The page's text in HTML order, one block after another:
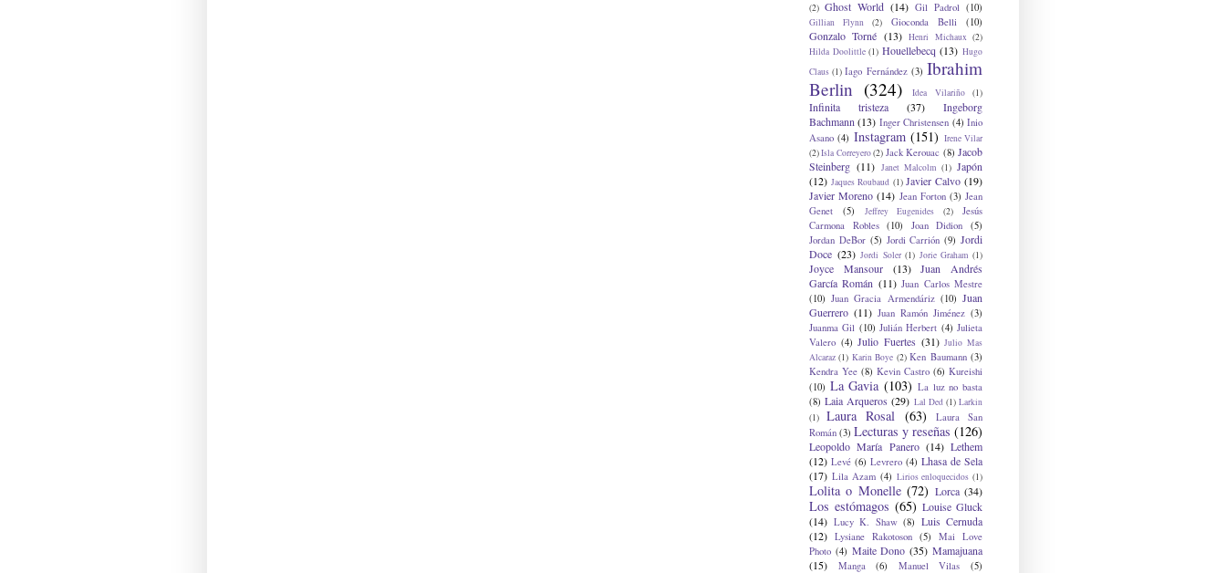
(2) Ghost World (14) Gil Padrol (10)
Gillian Flynn (2) Gioconda Belli (10)
Gonzalo Torné (13) Henri Michaux (2)
Hilda Doolittle (1) Houellebecq (13) Hugo
Claus (1) Iago Fernández (3) Ibrahim
Berlin (324) Idea Vilariño (1)
Infinita tristeza (37)
Ingeborg
Bachmann (13) Inger Christensen (4) Inio
Asano (4) Instagram (151) Irene Vilar
(2)Isla Correyero(2) Jack Kerouac (8) Jacob
Steinberg (11) Janet Malcolm (1) Japón
(12) Jaques Roubaud (1) Javier Calvo (19)
Javier Moreno (14) Jean Forton (3) Jean
Genet
(5) Jeffrey Eugenides (2)
Jesús
Carmona Robles
(10) Joan Didion
(5)
Jordan DeBor (5) Jordi Carrión (9) Jordi
Doce (23) Jordi Soler (1) Jorie Graham (1)
Joyce Mansour (13)
Juan Andrés
García Román (11) Juan Carlos Mestre
(10) Juan Gracia Armendáriz (10) Juan
Guerrero (11) Juan Ramón Jiménez (3)
Juanma Gil (10) Julián Herbert (4) Julieta
Valero (4) Julio Fuertes (31) Julio Mas
Alcaraz (1) Karin Boye (2) Ken Baumann (3)
Kendra Yee (8) Kevin Castro (6) Kureishi
(10) La Gavia (103) La luz no basta
(8) Laia Arqueros (29) Lal Ded (1) Larkin
(1)
Laura Rosal (63)
Laura San
Román (3) Lecturas y reseñas (126)
Leopoldo María Panero (14) Lethem
(12) Levé (6) Levrero (4) Lhasa de Sela
(17) Lila Azam (4) Lirios enloquecidos (1)
Lolita o Monelle (72) Lorca (34)
Los estómagos (65) Louise Gluck
(14) Lucy K. Shaw (8) Luis Cernuda
(12) Lysiane Rakotoson (5)
Mai Love
Photo (4) Maite Dono (35) Mamajuana
(15)
Manga (6) Manuel Vilas (5)